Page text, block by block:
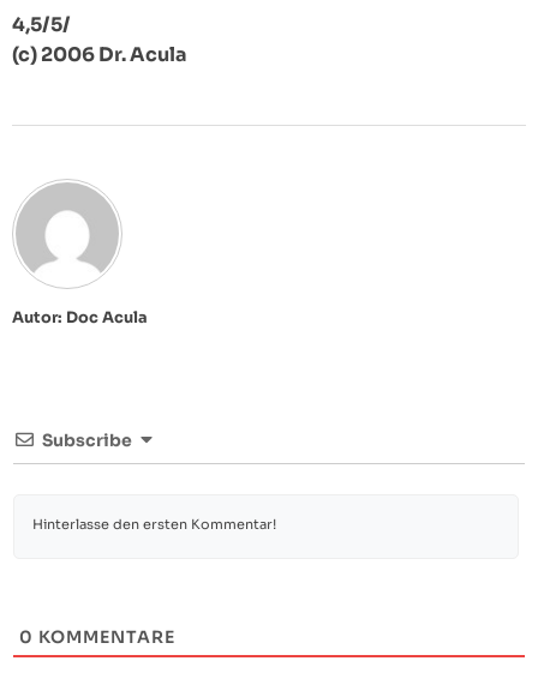
4,5/5/
(c) 2006 Dr. Acula
Autor: Doc Acula
Subscribe
0 KOMMENTARE